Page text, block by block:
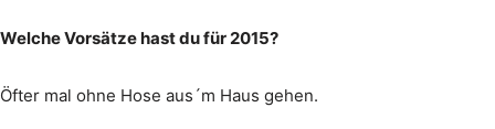
Welche Vorsätze hast du für 2015?
Öfter mal ohne Hose aus´m Haus gehen.